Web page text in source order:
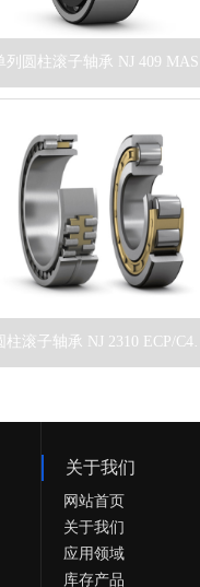
圆柱滚子
关于我们
网站首页
关于我们
应用领域
库存产品